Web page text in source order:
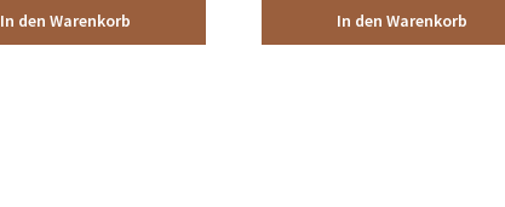
In den Warenkorb In den Warenkorb